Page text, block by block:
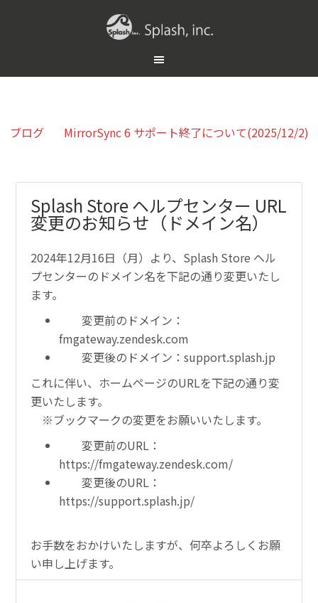
ブログ MirrorSync 6 サポート終了について(2025/12/2)
Splash Store ヘルプセンター URL
変更のお知らせ（ドメイン名）
2024年12月16日（月）より、Splash Store ヘル
プセンターのドメイン名を下記の通り変更いたし
ます。
変更前のドメイン：
fmgateway.zendesk.com
変更後のドメイン：support.splash.jp
これに伴い、ホームページのURLを下記の通り変
更いたします。
※ブックマークの変更をお願いいたします。
変更前のURL：
https://fmgateway.zendesk.com/
変更後のURL：
https://support.splash.jp/
お手数をおかけいたしますが、何卒よろしくお願
い申し上げます。